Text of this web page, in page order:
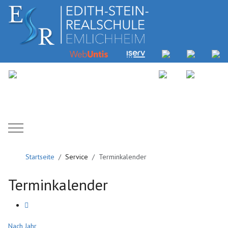
Mobile Menu Toggle
Startseite Service Terminkalender
Terminkalender
Nach Jahr